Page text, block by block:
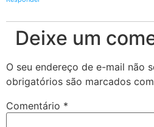
Deixe um
O seu endereço de e-mail não
obrigatórios são marcados com
Comentário *